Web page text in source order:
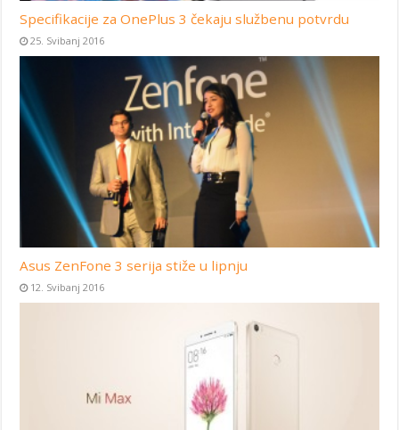
Specifikacije za OnePlus 3 čekaju službenu potvrdu
25. Svibanj 2016
Asus ZenFone 3 serija stiže u lipnju
12. Svibanj 2016